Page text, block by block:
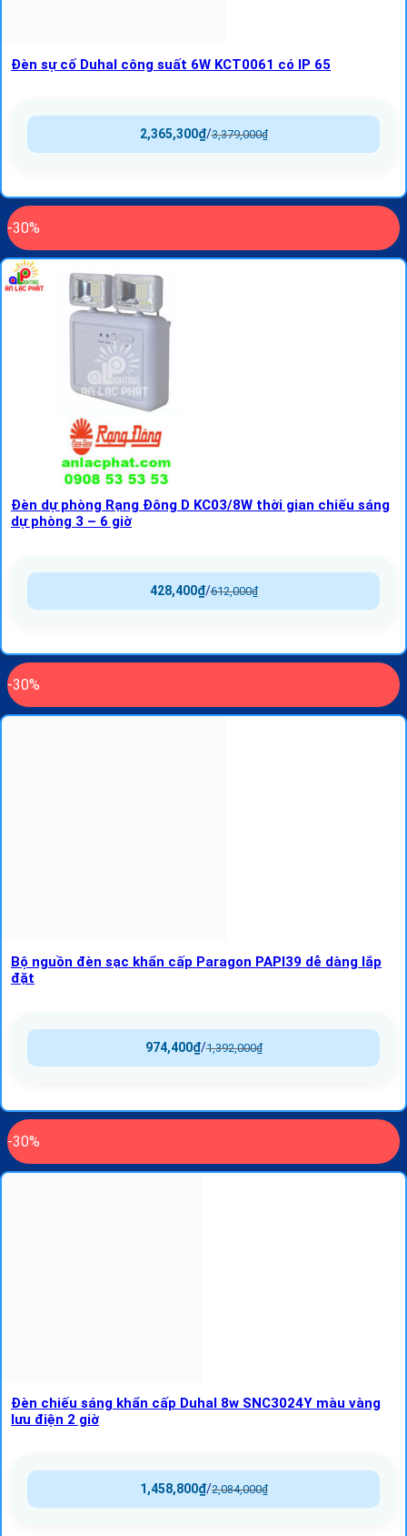
Đèn sự cố Duhal công suất 6W KCT0061 có IP 65
3,379,000₫
/
2,365,300₫
-30%
Đèn dự phòng Rạng Đông D KC03/8W thời gian chiếu sáng
dự phòng 3 – 6 giờ
612,000₫
/
428,400₫
-30%
Bộ nguồn đèn sạc khẩn cấp Paragon PAPI39 dễ dàng lắp
đặt
1,392,000₫
/
974,400₫
-30%
Đèn chiếu sáng khẩn cấp Duhal 8w SNC3024Y màu vàng
lưu điện 2 giờ
2,084,000₫
/
1,458,800₫